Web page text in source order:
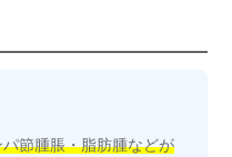
節腫脹・脂肪腫などが